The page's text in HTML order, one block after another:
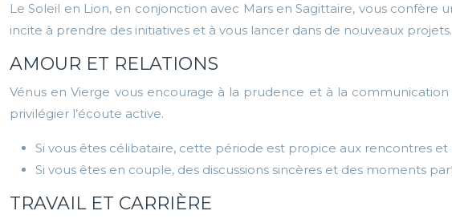
Le Soleil en Lion, en conjonction avec Mars en Sagittaire, vous
incite à prendre des initiatives et à vous lancer dans de nouveaux projets.
AMOUR ET RELATIONS
Vénus en Vierge vous encourage à la prudence et à la
privilégier l’écoute active.
Si vous êtes célibataire, cette période est propice aux rencontres
Si vous êtes en couple, des discussions sincères et des moments
TRAVAIL ET CARRIÈRE